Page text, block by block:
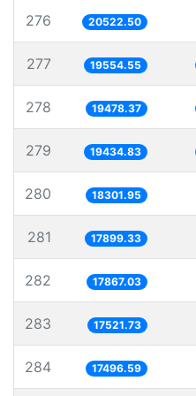
276 20522.50
277 19554.55
278 19478.37
279 19434.83
280 18301.95
281 17899.33
282 17867.03
283 17521.73
284 17496.59